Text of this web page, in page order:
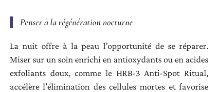
Penser à la régénération nocturne
La nuit offre à la peau l’opportunité de se réparer.
Miser sur un soin enrichi en antioxydants ou en acides
exfoliants doux, comme le HRB-3 Anti-Spot Ritual,
accélère l’élimination des cellules mortes et favorise